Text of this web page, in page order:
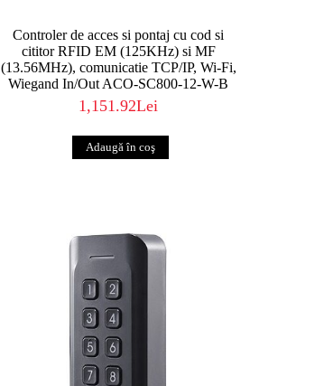
Controler de acces si pontaj cu cod si
cititor RFID EM (125KHz) si MF
(13.56MHz), comunicatie TCP/IP, Wi-Fi,
Wiegand In/Out ACO-SC800-12-W-B
1,151.92Lei